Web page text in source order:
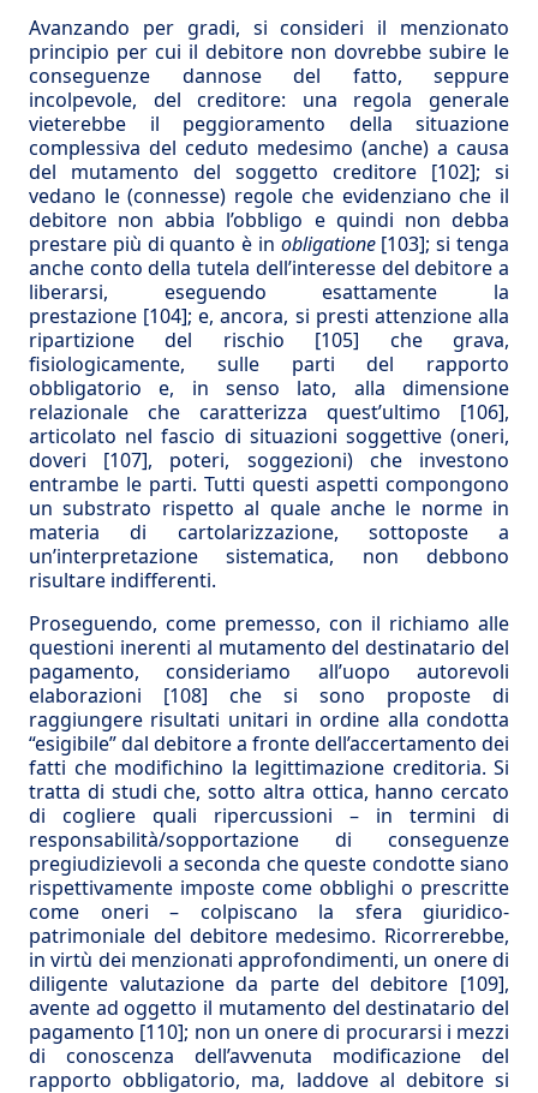
Avanzando per gradi, si consideri il menzionato
principio per cui il debitore non dovrebbe subire le
conseguenze dannose del fatto, seppure
incolpevole, del creditore: una regola generale
vieterebbe il peggioramento della situazione
complessiva del ceduto medesimo (anche) a causa
del mutamento del soggetto creditore [102]; si
vedano le (connesse) regole che evidenziano che il
debitore non abbia l’obbligo e quindi non debba
prestare più di quanto è in obligatione [103]; si tenga
anche conto della tutela dell’interesse del debitore a
liberarsi, eseguendo esattamente la
prestazione [104]; e, ancora, si presti attenzione alla
ripartizione del rischio [105] che grava,
fisiologicamente, sulle parti del rapporto
obbligatorio e, in senso lato, alla dimensione
relazionale che caratterizza quest’ultimo [106],
articolato nel fascio di situazioni soggettive (oneri,
doveri [107], poteri, soggezioni) che investono
entrambe le parti. Tutti questi aspetti compongono
un substrato rispetto al quale anche le norme in
materia di cartolarizzazione, sottoposte a
un’interpretazione sistematica, non debbono
risultare indifferenti.
Proseguendo, come premesso, con il richiamo alle
questioni inerenti al mutamento del destinatario del
pagamento, consideriamo all’uopo autorevoli
elaborazioni [108] che si sono proposte di
raggiungere risultati unitari in ordine alla condotta
“esigibile” dal debitore a fronte dell’accertamento dei
fatti che modifichino la legittimazione creditoria. Si
tratta di studi che, sotto altra ottica, hanno cercato
di cogliere quali ripercussioni – in termini di
responsabilità/sopportazione di conseguenze
pregiudizievoli a seconda che queste condotte siano
rispettivamente imposte come obblighi o prescritte
come oneri – colpiscano la sfera giuridico-
patrimoniale del debitore medesimo. Ricorrerebbe,
in virtù dei menzionati approfondimenti, un onere di
diligente valutazione da parte del debitore [109],
avente ad oggetto il mutamento del destinatario del
pagamento [110]; non un onere di procurarsi i mezzi
di conoscenza dell’avvenuta modificazione del
rapporto obbligatorio, ma, laddove al debitore si